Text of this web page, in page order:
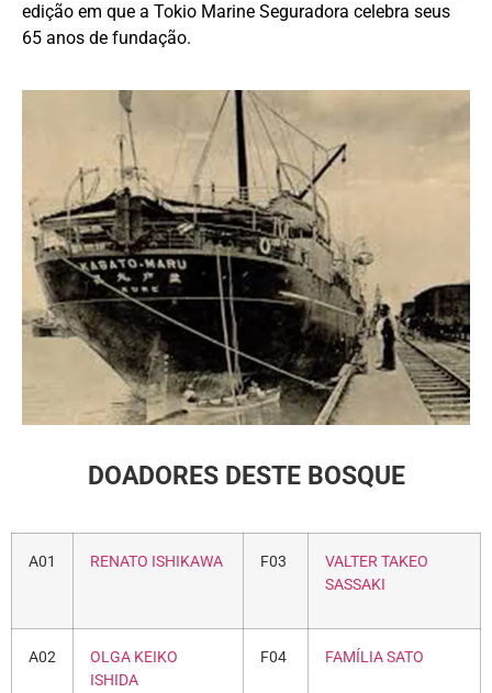
edição em que a Tokio Marine Seguradora celebra seus
65 anos de fundação.
DOADORES DESTE BOSQUE
A01 RENATO ISHIKAWA F03
VALTER TAKEO
SASSAKI
A02
OLGA KEIKO
ISHIDA
F04 FAMÍLIA SATO